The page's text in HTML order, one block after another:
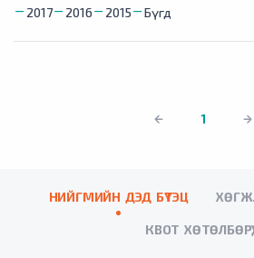
2017
2016 2015 Бүгд
1
НИЙГМИЙН ДЭД БҮТЭЦ
КВОТ